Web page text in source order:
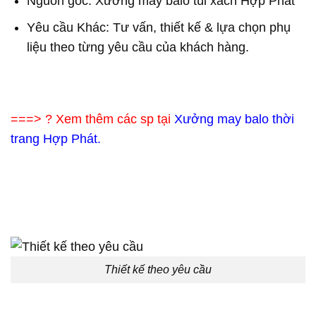
Yêu cầu Khác: Tư vấn, thiết kế & lựa chọn phụ
liệu theo từng yêu cầu của khách hàng.
===> ? Xem thêm các sp tại Xưởng may balo thời
trang Hợp Phát.
Thiết kế theo yêu cầu